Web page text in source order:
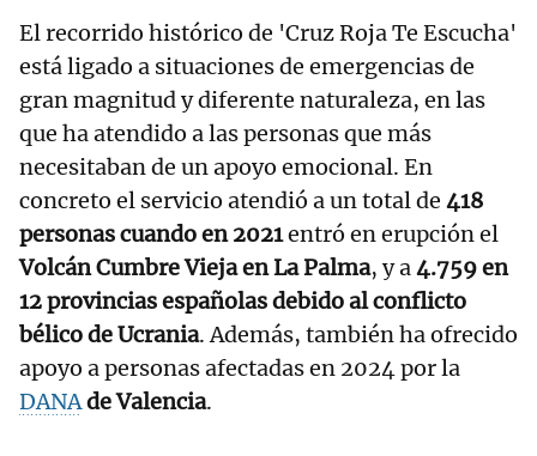
El recorrido histórico de 'Cruz Roja Te Escucha'
está ligado a situaciones de emergencias de
gran magnitud y diferente naturaleza, en las
que ha atendido a las personas que más
necesitaban de un apoyo emocional. En
concreto el servicio atendió a un total de 418
personas cuando en 2021entró en erupción el
Volcán Cumbre Vieja en La Palma, y a4.759 en
12 provincias españolas debido al conflicto
bélico de Ucrania. Además, también ha ofrecido
apoyo a personas afectadas en 2024 por la
DANAde Valencia.